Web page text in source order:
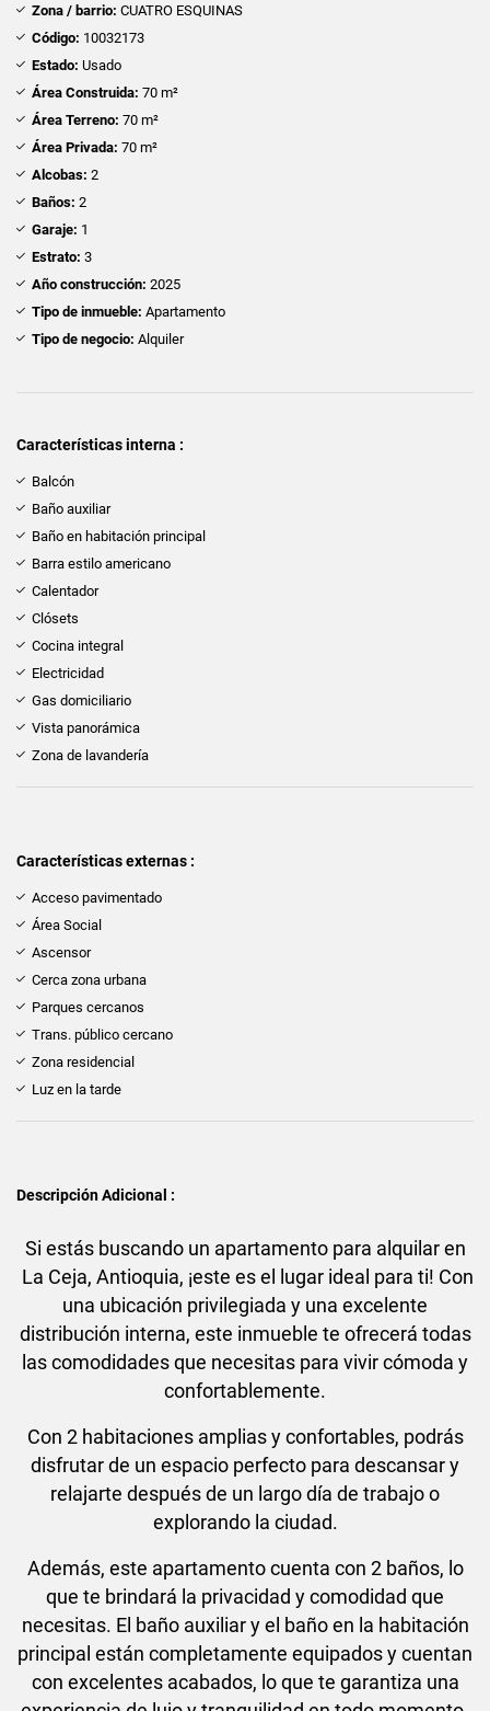
Zona / barrio: CUATRO ESQUINAS
Código: 10032173
Estado: Usado
Área Construida: 70 m²
Área Terreno: 70 m²
Área Privada: 70 m²
Alcobas: 2
Baños: 2
Garaje: 1
Estrato: 3
Año construcción: 2025
Tipo de inmueble: Apartamento
Tipo de negocio: Alquiler
Características interna :
Balcón
Baño auxiliar
Baño en habitación principal
Barra estilo americano
Calentador
Clósets
Cocina integral
Electricidad
Gas domiciliario
Vista panorámica
Zona de lavandería
Características externas :
Acceso pavimentado
Área Social
Ascensor
Cerca zona urbana
Parques cercanos
Trans. público cercano
Zona residencial
Luz en la tarde
Descripción Adicional :
Si estás buscando un apartamento para alquilar en
La Ceja, Antioquia, ¡este es el lugar ideal para ti! Con
una ubicación privilegiada y una excelente
distribución interna, este inmueble te ofrecerá todas
las comodidades que necesitas para vivir cómoda y
confortablemente.
Con 2 habitaciones amplias y confortables, podrás
disfrutar de un espacio perfecto para descansar y
relajarte después de un largo día de trabajo o
explorando la ciudad.
Además, este apartamento cuenta con 2 baños, lo
que te brindará la privacidad y comodidad que
necesitas. El baño auxiliar y el baño en la habitación
principal están completamente equipados y cuentan
con excelentes acabados, lo que te garantiza una